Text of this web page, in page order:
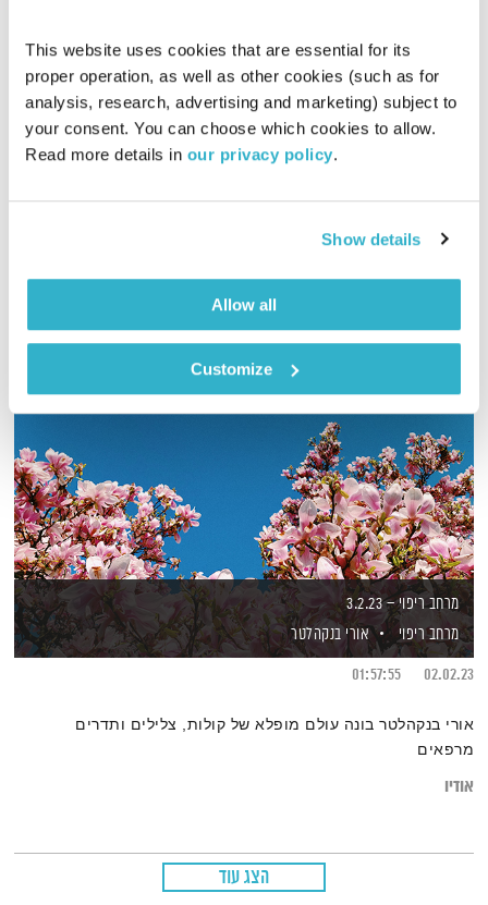
This website uses cookies that are essential for its
proper operation, as well as other cookies (such as for
analysis, research, advertising and marketing) subject to
your consent. You can choose which cookies to allow.
Read more details in our privacy policy.
Show details
Allow all
Customize
מחוסר לחוסן
רינת ספיבקוד"ר מוטי לוי
18.02.25
00:40:53
רינת ספיבק משוחחת עם ד״ר מוטי לוי על עוצמות של סטרס
מרחב ריפוי – 3.2.23
מרחב ריפוי
אורי בנקהלטר
02.02.23
01:57:55
אורי בנקהלטר בונה עולם מופלא של קולות, צלילים ותדרים
מרפאים
אודיו
הצג עוד